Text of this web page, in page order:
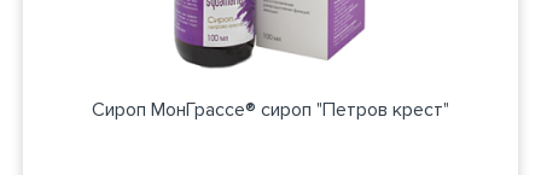
Сироп МонГрассе® сироп "Петров крест"